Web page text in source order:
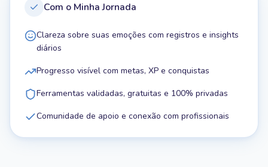
Com o Minha Jornada
Clareza sobre suas emoções com registros e insights
diários
Progresso visível com metas, XP e conquistas
Ferramentas validadas, gratuitas e 100% privadas
Comunidade de apoio e conexão com profissionais